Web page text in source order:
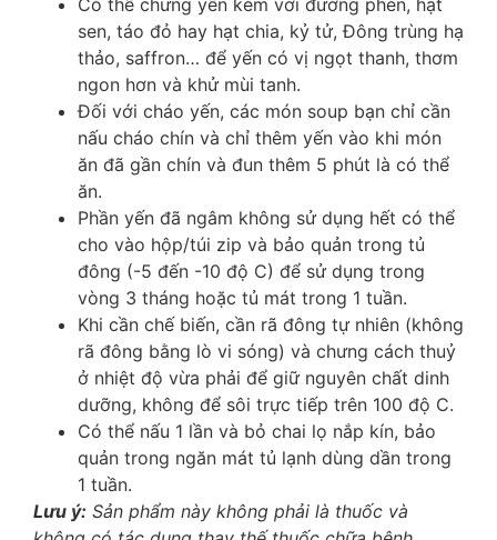
Có thể chưng yến kèm với đường phèn, hạt
sen, táo đỏ hay hạt chia, kỷ tử, Đông trùng hạ
thảo, saffron… để yến có vị ngọt thanh, thơm
ngon hơn và khử mùi tanh.
Đối với cháo yến, các món soup bạn chỉ cần
nấu cháo chín và chỉ thêm yến vào khi món
ăn đã gần chín và đun thêm 5 phút là có thể
ăn.
Phần yến đã ngâm không sử dụng hết có thể
cho vào hộp/túi zip và bảo quản trong tủ
đông (-5 đến -10 độ C) để sử dụng trong
vòng 3 tháng hoặc tủ mát trong 1 tuần.
Khi cần chế biến, cần rã đông tự nhiên (không
rã đông bằng lò vi sóng) và chưng cách thuỷ
ở nhiệt độ vừa phải để giữ nguyên chất dinh
dưỡng, không để sôi trực tiếp trên 100 độ C.
Có thể nấu 1 lần và bỏ chai lọ nắp kín, bảo
quản trong ngăn mát tủ lạnh dùng dần trong
1 tuần.
Lưu ý: Sản phẩm này không phải là thuốc và